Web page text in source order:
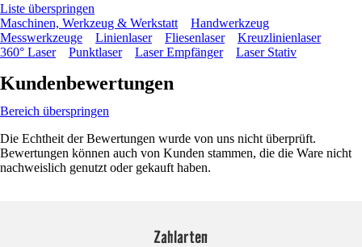
Liste überspringen
Maschinen, Werkzeug & Werkstatt
Handwerkzeug
Messwerkzeuge
Linienlaser Fliesenlaser
Kreuzlinienlaser
360° Laser
Punktlaser Laser Empfänger Laser Stativ
Kundenbewertungen
Bereich überspringen
Die Echtheit der Bewertungen wurde von uns nicht überprüft.
Bewertungen können auch von Kunden stammen, die die Ware nicht
nachweislich genutzt oder gekauft haben.
Zahlarten